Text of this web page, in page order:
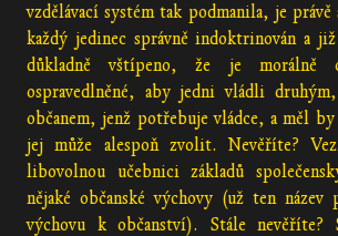
vzdělávací systém tak podmanila, je
každý jedinec správně indoktrinován a
důkladně vštípeno, že je morálně
ospravedlněné, aby jedni vládli
občanem, jenž potřebuje vládce, a měl
jej může alespoň zvolit. Nevěříte?
libovolnou učebnici základů
nějaké občanské výchovy (už ten název
výchovu k občanství). Stále nevěříte?